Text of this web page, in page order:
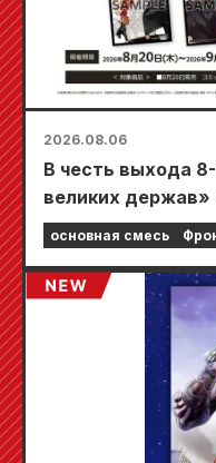
2026.08.06
В честь выхода
великих держав»
Animate по всей
ограниченная по
сможете
разработанную
основная смесь